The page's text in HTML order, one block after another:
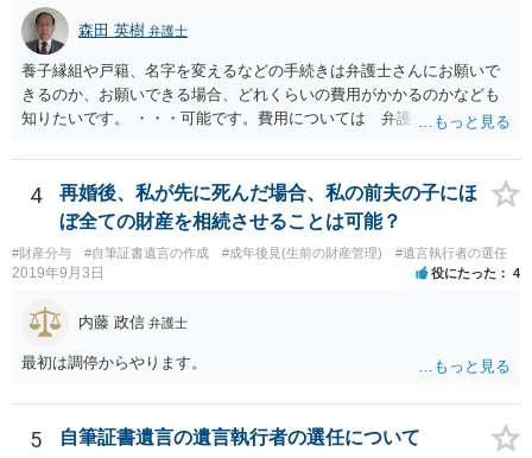
森田 英樹 弁護士
養子縁組や戸籍、名字を変えるなどの手続きは弁護士さんにお願いで
きるのか、お願いできる場合、どれくらいの費用がかかるのかなども
知りたいです。 ・・・可能です。費用については 弁護士と直接面談
ています。 やはり、成人した子のことまでごちゃごちゃ考えず、自分
の事だけ考えるべきなのでしょうか ・・・お子さんの事をまで含め良
い解決案があればお悩みになるのは当然と言えば当然のことです。 彼
と親子関係を結びたいと思っているが、名字は変えたくない・・・養
子縁組の必要があり 氏も変更することになります。 しかし 彼は成人
しているとは言え、自分の子と私の連れ子、全て平等にしたいと希
望。もちろん私もそうできればと思います。 ・・・婚姻前の契約 あ
るいは 遺言書などで その意思を実現する方法はあります。 弁護
士に相談してみてください。
4
再婚後、私が先に死んだ場合、私の前夫の子にほ
ぼ全ての財産を相続させることは可能？
#財産分与 #自筆証書遺言の作成 #成年後見(生前の財産管理) #遺言執行者の選任
2019年9月3日 役にたった 4
内藤 政信 弁護士
最初は調停からやります。
5 自筆証書遺言の遺言執行者の選任について